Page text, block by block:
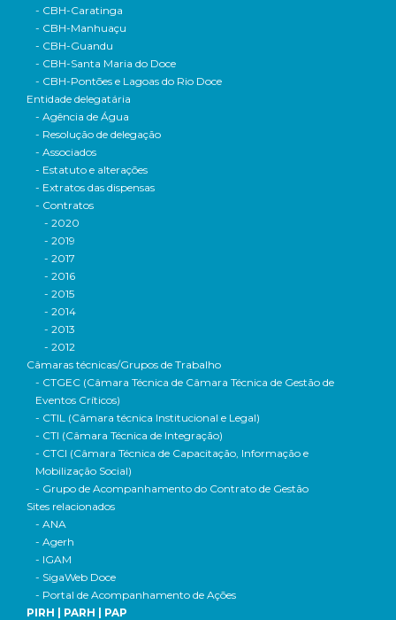
- CBH-Caratinga
- CBH-Manhuaçu
- CBH-Guandu
- CBH-Santa Maria do Doce
- CBH-Pontões e Lagoas do Rio Doce
Entidade delegatária
- Agência de Água
- Resolução de delegação
- Associados
- Estatuto e alterações
- Extratos das dispensas
- Contratos
- 2020
- 2019
- 2017
- 2016
- 2015
- 2014
- 2013
- 2012
Câmaras técnicas/Grupos de Trabalho
- CTGEC (Câmara Técnica de Câmara Técnica de Gestão de
Eventos Críticos)
- CTIL (Câmara técnica Institucional e Legal)
- CTI (Câmara Técnica de Integração)
- CTCI (Câmara Técnica de Capacitação, Informação e
Mobilização Social)
- Grupo de Acompanhamento do Contrato de Gestão
Sites relacionados
- ANA
- Agerh
- IGAM
- SigaWeb Doce
- Portal de Acompanhamento de Ações
PIRH | PARH | PAP